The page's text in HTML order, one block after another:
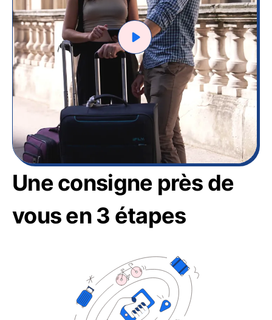
Une consigne près de
vous en 3 étapes